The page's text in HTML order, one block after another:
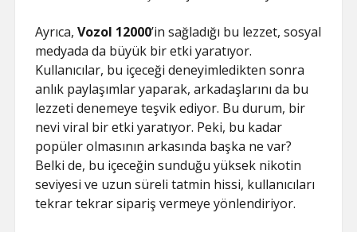
Ayrıca,Vozol 12000’in sağladığı bu lezzet, sosyal
medyada da büyük bir etki yaratıyor.
Kullanıcılar, bu içeceği deneyimledikten sonra
anlık paylaşımlar yaparak, arkadaşlarını da bu
lezzeti denemeye teşvik ediyor. Bu durum, bir
nevi viral bir etki yaratıyor. Peki, bu kadar
popüler olmasının arkasında başka ne var?
Belki de, bu içeceğin sunduğu yüksek nikotin
seviyesi ve uzun süreli tatmin hissi, kullanıcıları
tekrar tekrar sipariş vermeye yönlendiriyor.